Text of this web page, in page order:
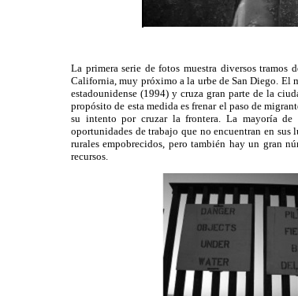
La primera serie de fotos muestra diversos
California, muy próximo a la urbe de San Diego. El
estadounidense (1994) y cruza gran parte de la
propósito de esta medida es frenar el paso de
su intento por cruzar la frontera. La mayoría de
oportunidades de trabajo que no encuentran en
rurales empobrecidos, pero también hay un gran
recursos.